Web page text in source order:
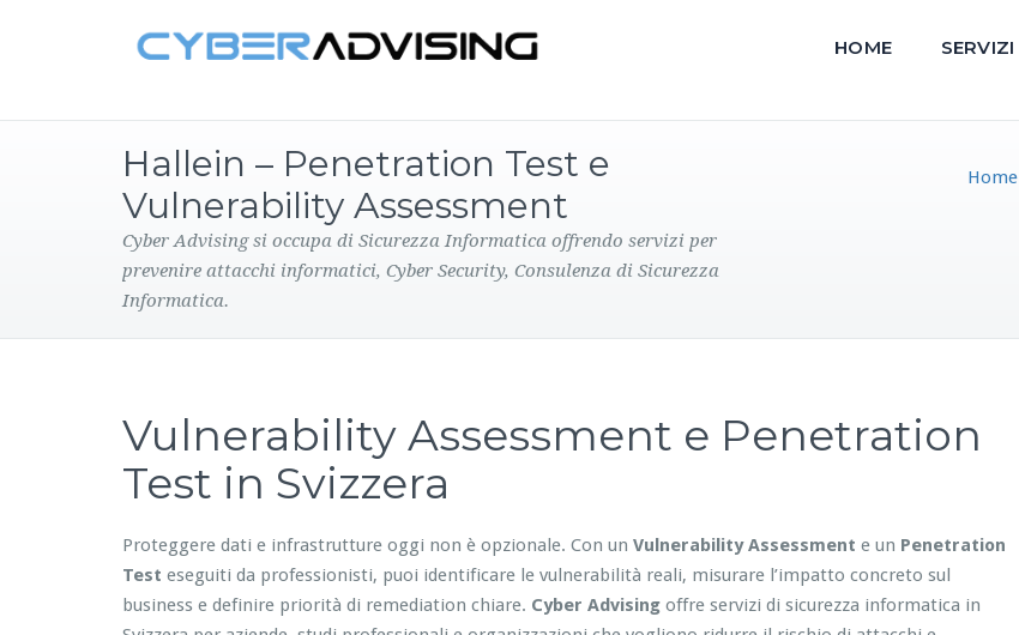
HOME SERVIZI
Hallein – Penetration Test e
Vulnerability Assessment
Cyber Advising si occupa di Sicurezza Informatica offrendo servizi per
prevenire attacchi informatici, Cyber Security, Consulenza di Sicurezza
Informatica.
Home
Vulnerability Assessment e Penetration
Test in Svizzera
Proteggere dati e infrastrutture oggi non è opzionale. Con un Vulnerability Assessment e un Penetration
Test eseguiti da professionisti, puoi identificare le vulnerabilità reali, misurare l’impatto concreto sul
business e definire priorità di remediation chiare. Cyber Advising offre servizi di sicurezza informatica in